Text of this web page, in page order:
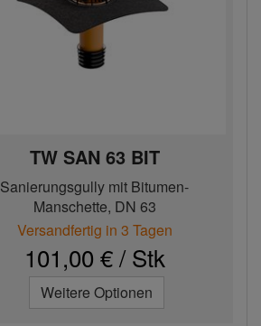
TW SAN 63 BIT
Sanierungsgully mit Bitumen-
Manschette, DN 63
Versandfertig in 3 Tagen
101,00 € / Stk
Weitere Optionen